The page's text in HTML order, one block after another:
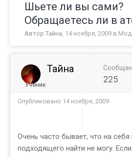
Шьете ли вы сами?
Обращаетесь ли в
Автор Тайна, 14 ноября, 2009 в
Тайна
Ученик
225
Опубликовано 14 ноября, 2009
Очень часто бывает, что на себя
подходящего найти не могу.